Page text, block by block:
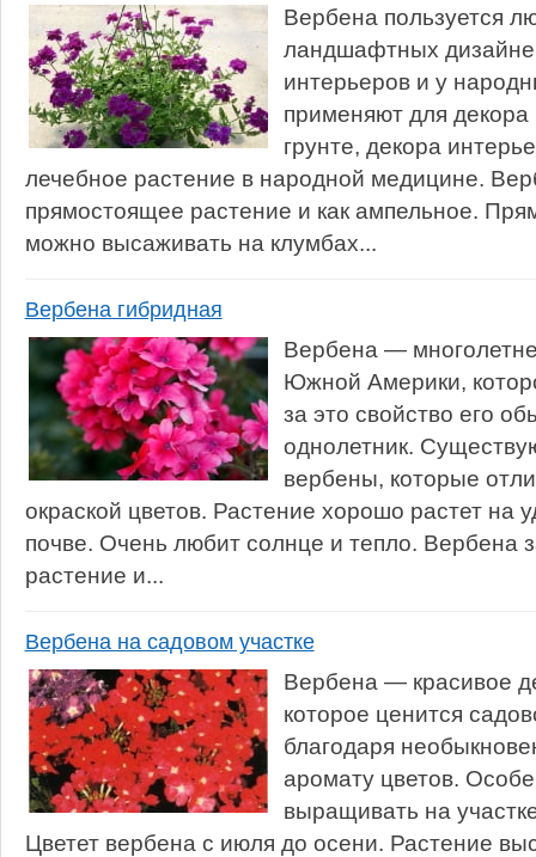
Вербена пользуется
ландшафтных
интерьеров и у
применяют для декора
грунте, декора
лечебное растение в народной медицине.
прямостоящее растение и как ампельное.
можно высаживать на клумбах...
Вербена гибридная
Вербена —
Южной Америки,
за это свойство его
однолетник.
вербены, которые
окраской цветов. Растение хорошо растет на
почве. Очень любит солнце и тепло. Вербена
растение и...
Вербена на садовом участке
Вербена — красивое
которое ценится
благодаря
аромату цветов.
выращивать на
Цветет вербена с июля до осени. Растение